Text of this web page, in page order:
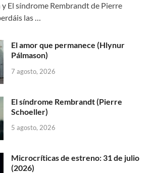
El síndrome Rembrandt de Pierre
las …
El amor que permanece (Hlynur
Pálmason)
7 agosto, 2026
El síndrome Rembrandt (Pierre
Schoeller)
5 agosto, 2026
Microcríticas de estreno: 31 de julio
(2026)